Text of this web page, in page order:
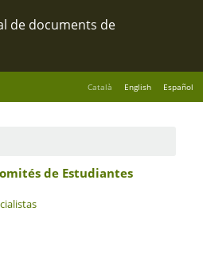
Català English Español
de Estudiantes